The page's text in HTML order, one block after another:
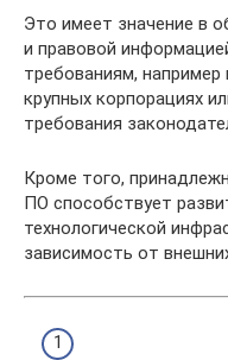
Это имеет значение в
и правовой
требованиям, например
крупных корпорациях
требования
Кроме того,
ПО способствует
технологической
зависимость от